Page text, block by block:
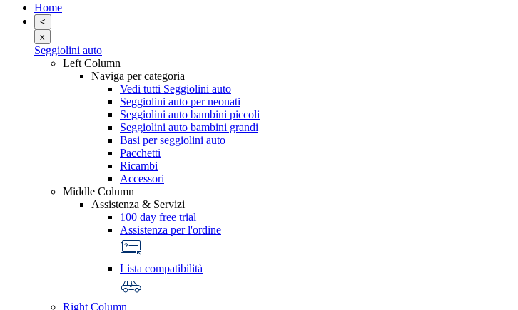
Home
<
x
Seggiolini auto
Left Column
Naviga per categoria
Vedi tutti Seggiolini auto
Seggiolini auto per neonati
Seggiolini auto bambini piccoli
Seggiolini auto bambini grandi
Basi per seggiolini auto
Pacchetti
Ricambi
Accessori
Middle Column
Assistenza & Servizi
100 day free trial
Assistenza per l'ordine
Lista compatibilità
Right Column